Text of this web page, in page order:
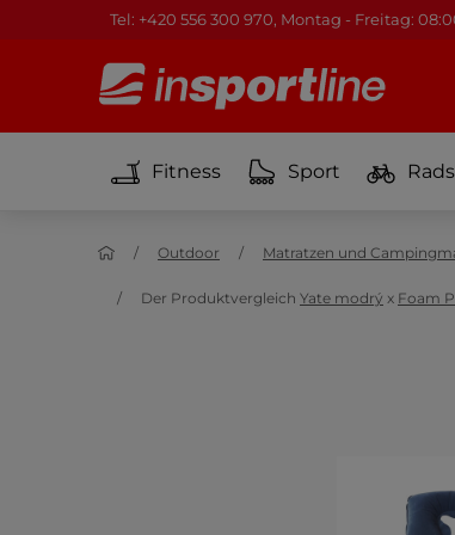
Tel: +420 556 300 970, Montag - Freitag:
Fitness Sport
Outdoor Matratzen und
Der Produktvergleich Yate modrý x Foam